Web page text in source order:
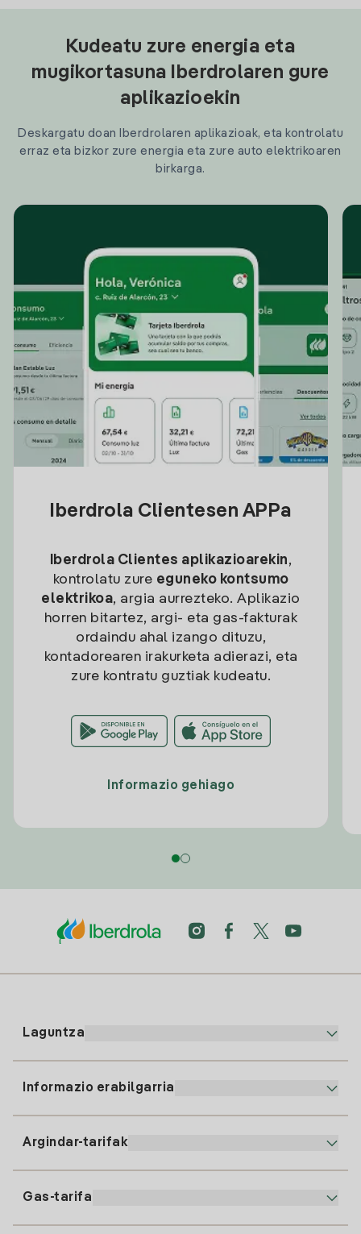
Kudeatu zure energia eta
mugikortasuna Iberdrolaren gure
aplikazioekin
Deskargatu doan Iberdrolaren aplikazioak, eta kontrolatu
erraz eta bizkor zure energia eta zure auto elektrikoaren
birkarga.
Iberdrola Clientesen APPa
Iberdrola Clientes aplikazioarekin,
kontrolatu zure eguneko kontsumo
elektrikoa, argia aurrezteko. Aplikazio
horren bitartez, argi- eta gas-fakturak
ordaindu ahal izango dituzu,
kontadorearen irakurketa adierazi, eta
zure kontratu guztiak kudeatu.
Informazio gehiago
Laguntza
91 919 52 73
clientes@tuiberdrola.es
Informazio erabilgarria
Argindar-tarifak
Gas-tarifa